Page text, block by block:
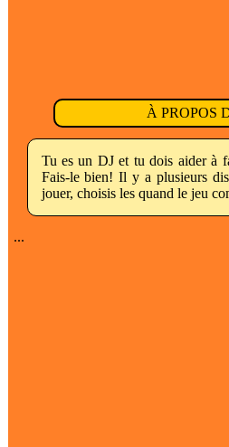
À PROPOS
Tu es un DJ et tu dois aider à
Fais-le bien! Il y a plusieurs
jouer, choisis les quand le jeu
...